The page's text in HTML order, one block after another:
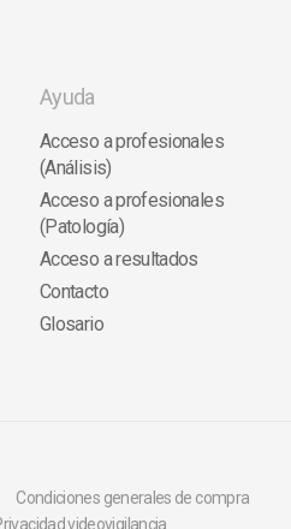
Ayuda
Acceso a profesionales
(Análisis)
Acceso a profesionales
(Patología)
Acceso a resultados
Contacto
Glosario
Condiciones generales de compra
videovigilancia